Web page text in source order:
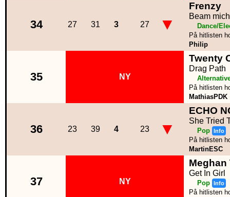
34 27 31 3 27 ▼
Frenzy
Beam
Dance/
På hitlisten
Philip
35 NY
Twenty
Drag Path
På hitlisten
MathiasPDK
36 23 39 4 23 ▼
ECHO
She Tried
Pop Info
På hitlisten
MartinESC
37 NY
Meghan
Get In Girl
Pop Info
På hitlisten